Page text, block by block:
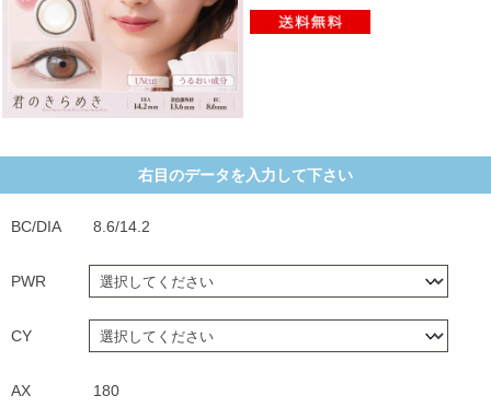
右目のデータを入力して下さい
BC/DIA 8.6/14.2
PWR
CY
AX 180